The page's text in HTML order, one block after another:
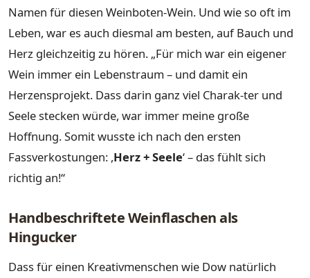
Namen für diesen Weinboten-Wein. Und wie so oft im
Leben, war es auch diesmal am besten, auf Bauch und
Herz gleichzeitig zu hören. „Für mich war ein eigener
Wein immer ein Lebenstraum – und damit ein
Herzensprojekt. Dass darin ganz viel Charak-ter und
Seele stecken würde, war immer meine große
Hoffnung. Somit wusste ich nach den ersten
Fassverkostungen: ,Herz + Seele‘ – das fühlt sich
richtig an!“
Handbeschriftete Weinflaschen als
Hingucker
Dass für einen Kreativmenschen wie Dow natürlich